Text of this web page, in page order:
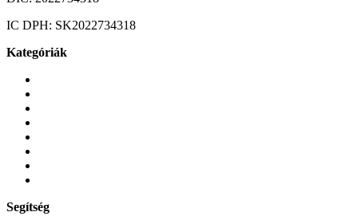
IC DPH: SK2022734318
Kategóriák
Segítség